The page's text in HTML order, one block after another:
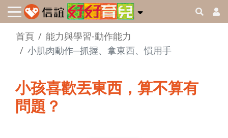
首頁
能力與學習-動作能力
小肌肉動作─抓握、拿東西、慣用手
小孩喜歡丟東西，算不算有
問題？